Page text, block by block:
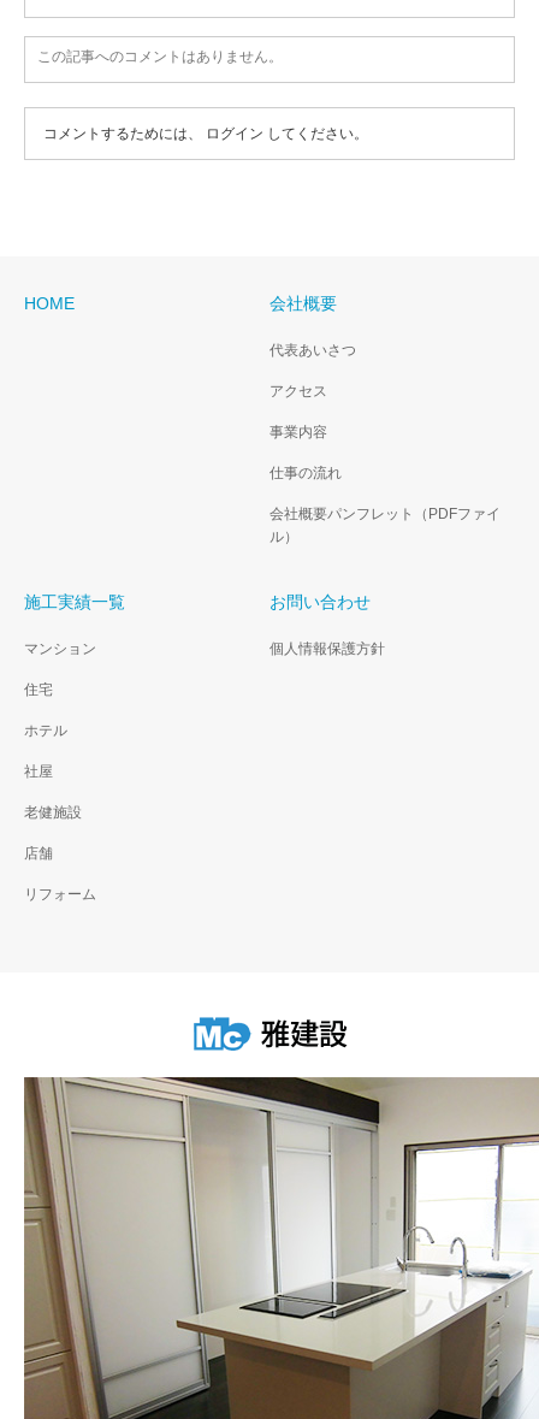
この記事へのコメントはありません。
コメントするためには、 ログイン してください。
HOME 会社概要
代表あいさつ
アクセス
事業内容
仕事の流れ
会社概要パンフレット（PDFファイ
ル）
施工実績一覧
マンション
住宅
ホテル
社屋
老健施設
店舗
リフォーム
お問い合わせ
個人情報保護方針